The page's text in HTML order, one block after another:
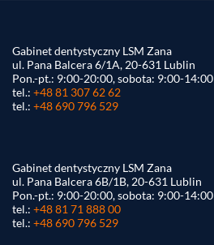
Gabinet dentystyczny LSM Zana
ul. Pana Balcera 6/1A, 20-631 Lublin
Pon.-pt.: 9:00-20:00, sobota: 9:00-14:00
tel.: +48 81 307 62 62
tel.: +48 690 796 529
Gabinet dentystyczny LSM Zana
ul. Pana Balcera 6B/1B, 20-631 Lublin
Pon.-pt.: 9:00-20:00, sobota: 9:00-14:00
tel.: +48 81 71 888 00
tel.: +48 690 796 529